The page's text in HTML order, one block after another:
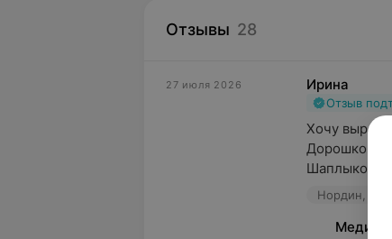
Отзывы 28
27 июля 2026 Ирина
Отзыв
Хочу
Дорошко
Шаплыко
Нордин, ул.